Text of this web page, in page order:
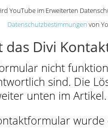
YouTube im Erweiterten
Datenschutzbestimmungen von
Divi
nicht
sind. Die
unten im Artikel.
wurde